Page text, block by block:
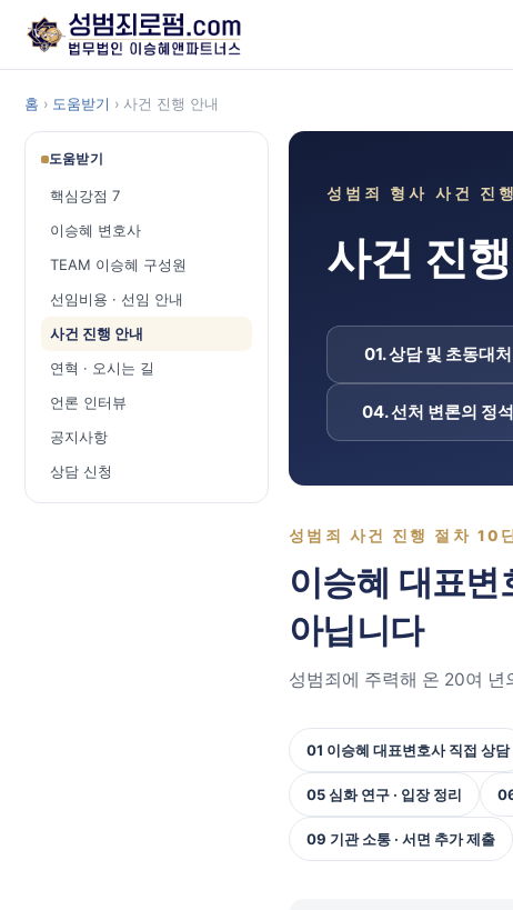
홈 › 도움받기 › 사건 진행 안내
도움받기
핵심강점 7
이승혜 변호사
TEAM 이승혜 구성원
선임비용 · 선임 안내
사건 진행 안내
연혁 · 오시는 길
언론 인터뷰
공지사항
상담 신청
성범죄 형사 사건 진
사건 진
01. 상담 및 초동대처
04. 선처 변론의 정석
성범죄 사건 진행 절차 10
이승혜 대표변
아닙니다
성범죄에 주력해 온 20여 년
01 이승혜 대표변호사 직접 상담
05 심화 연구 · 입장 정리
09 기관 소통 · 서면 추가 제출